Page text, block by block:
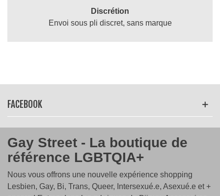
Discrétion
Envoi sous pli discret, sans marque
FACEBOOK
Gay Street - La boutique de
référence LGBTQIA+
Nous vous offrons une nouvelle expérience shopping
Lesbien, Gay, Bi, Trans, Queer, Intersexué.e, Asexué.e et +